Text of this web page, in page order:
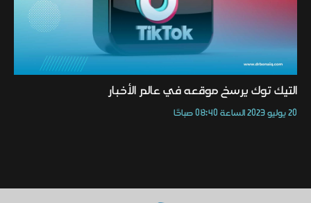
التيك توك يرسخ موقعه في عالم الأخبار
20 يوليو 2023 الساعة 08:40 صباحًا